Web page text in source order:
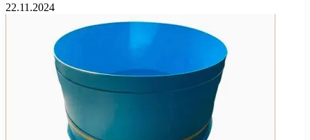
22.11.2024